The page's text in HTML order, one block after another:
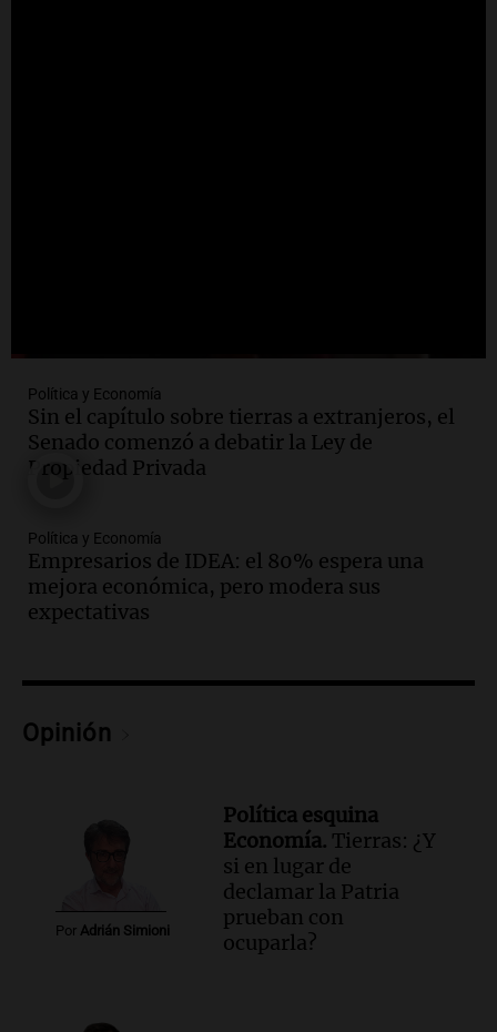
Política y Economía
Sin el capítulo sobre tierras a extranjeros, el
Senado comenzó a debatir la Ley de
Propiedad Privada
Política y Economía
Empresarios de IDEA: el 80% espera una
mejora económica, pero modera sus
expectativas
Opinión
Por Adrián Simioni
Política esquina
Economía. Tierras: ¿Y
si en lugar de
declamar la Patria
prueban con
ocuparla?